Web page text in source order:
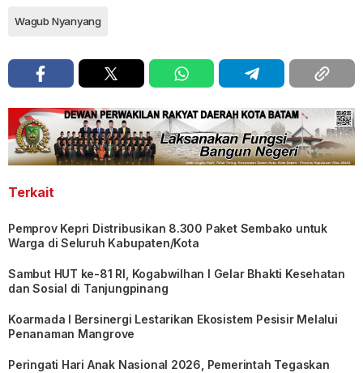
Wagub Nyanyang
Terkait
Pemprov Kepri Distribusikan 8.300 Paket Sembako untuk
Warga di Seluruh Kabupaten/Kota
Sambut HUT ke-81 RI, Kogabwilhan I Gelar Bhakti Kesehatan
dan Sosial di Tanjungpinang
Koarmada I Bersinergi Lestarikan Ekosistem Pesisir Melalui
Penanaman Mangrove
Peringati Hari Anak Nasional 2026, Pemerintah Tegaskan